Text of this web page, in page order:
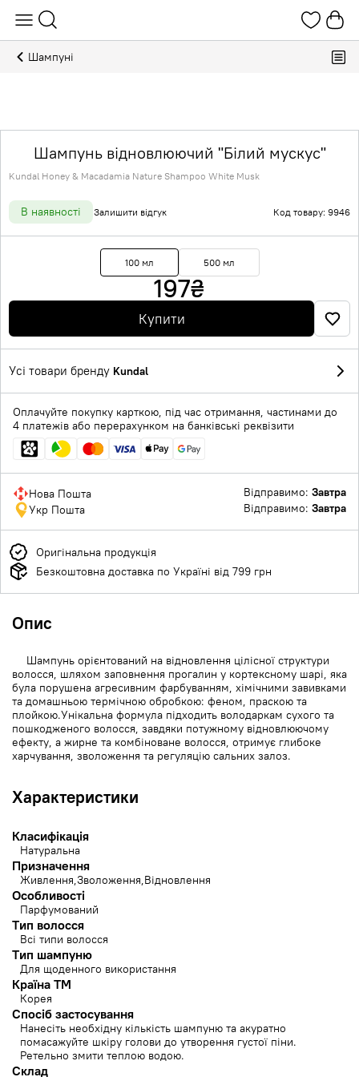
Шампуні
Шампунь відновлюючий "Білий мускус"
Kundal Honey & Macadamia Nature Shampoo White Musk
В наявності Залишити відгук Код товару: 9946
100 мл 500 мл
197₴
Купити
Усі товари бренду Kundal
Оплачуйте покупку карткою, під час отримання, частинами до
4 платежів або перерахунком на банківські реквізити
Нова Пошта Відправимо: Завтра
Укр Пошта
Відправимо: Завтра
Оригінальна продукція
Безкоштовна доставка по Україні від 799 грн
Опис
Шампунь орієнтований на відновлення цілісної структури
волосся, шляхом заповнення прогалин у кортексному шарі, яка
була порушена агресивним фарбуванням, хімічними завивками
та домашньою термічною обробкою: феном, праскою та
плойкою.Унікальна формула підходить володаркам сухого та
пошкодженого волосся, завдяки потужному відновлюючому
ефекту, а жирне та комбіноване волосся, отримує глибоке
харчування, зволоження та регуляцію сальних залоз.
Характеристики
Класифікація
Натуральна
Призначення
Живлення Зволоження Відновлення
Особливості
Парфумований
Тип волосся
Всі типи волосся
Тип шампуню
Для щоденного використання
Країна ТМ
Корея
Спосіб застосування
Нанесіть необхідну кількість шампуню та акуратно
помасажуйте шкіру голови до утворення густої піни.
Ретельно змити теплою водою.
Cклад